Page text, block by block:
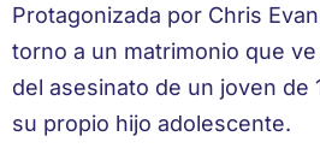
Protagonizada por Chris
torno a un matrimonio que
del asesinato de un joven de
su propio hijo adolescente.